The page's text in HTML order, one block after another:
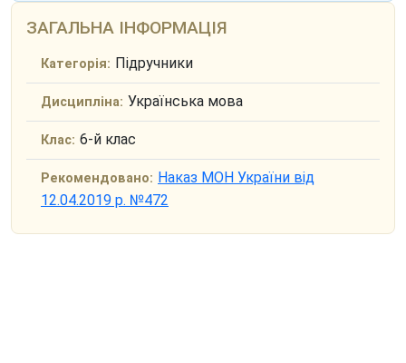
ЗАГАЛЬНА ІНФОРМАЦІЯ
Категорія: Підручники
Дисципліна: Українська мова
Клас: 6-й клас
Рекомендовано: Наказ МОН України від
12.04.2019 р. №472